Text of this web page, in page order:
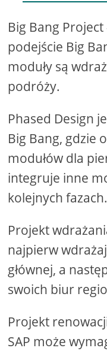
Big Bang
podejście Big
moduły są
podróży.
Phased Design
Big Bang, gdzie
modułów dla
integruje inne
kolejnych fazach.
Projekt
najpierw
głównej, a
swoich biur
Projekt
SAP może